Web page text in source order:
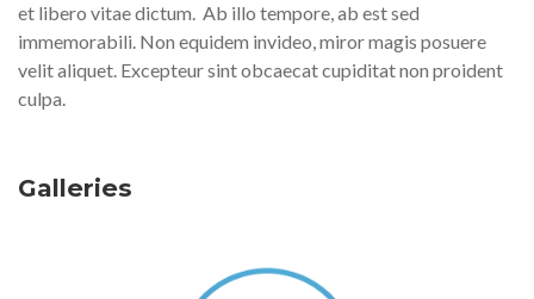
et libero vitae dictum. Ab illo tempore, ab est sed
immemorabili. Non equidem invideo, miror magis posuere
velit aliquet. Excepteur sint obcaecat cupiditat non proident
culpa.
Galleries